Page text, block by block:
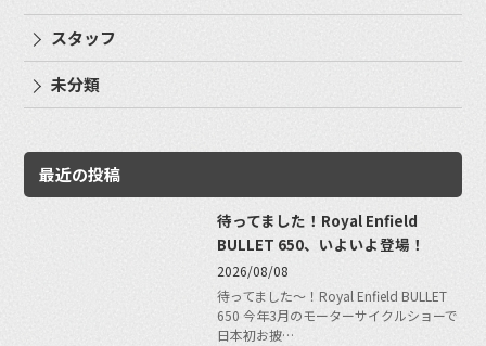
スタッフ
未分類
最近の投稿
待ってました！Royal Enfield
BULLET 650、いよいよ登場！
2026/08/08
待ってました〜！Royal Enfield BULLET
650 今年3月のモーターサイクルショーで
日本初お披…